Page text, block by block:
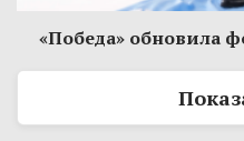
«Победа» обновила